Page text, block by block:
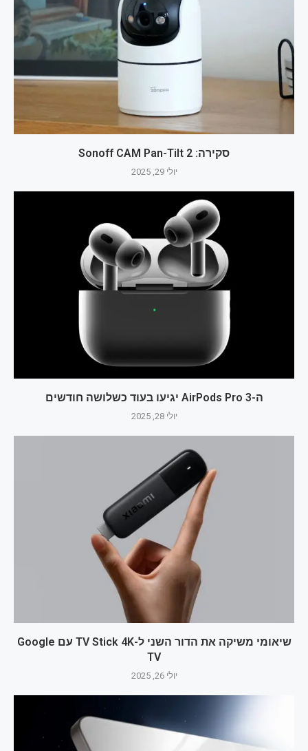
סקירה: Sonoff CAM Pan-Tilt 2
יולי 29, 2025
ה-AirPods Pro 3 יגיעו בעוד כשלושה חודשים
יולי 28, 2025
שיאומי משיקה את הדור השני ל-TV Stick 4K עם Google
TV
יולי 26, 2025